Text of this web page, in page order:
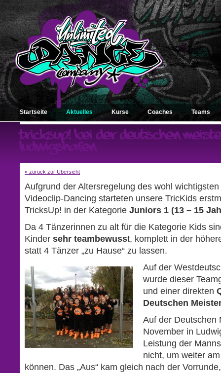
Startseite Aktuelles Kurse Coaches Teams
« zurück zur Übersicht
Aufgrund der Altersregelung des wohl
Videoclip-Dancing starteten unsere TricKids
TricksUp! in der Kategorie Juniors 1 (13 – 15
Da 4 Tänzerinnen zu alt für die Kategorie Kids
Kinder sehr teambewusst, komplett in der
statt 4 Tänzer „zu Hause“ zu lassen.
Auf der
wurde dieser
und einer direkten
Deutschen
Auf der Deutschen
November in
Leistung der
nicht, um weiter
können. Das „Aus“ kam gleich nach der